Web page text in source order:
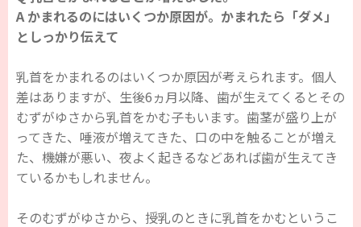
A かまれるのにはいくつか原因が。かまれたら「ダメ」
としっかり伝えて
乳首をかまれるのはいくつか原因が考えられます。個人
差はありますが、生後6ヵ月以降、歯が生えてくるとその
むずがゆさから乳首をかむ子もいます。歯茎が盛り上が
ってきた、唾液が増えてきた、口の中を触ることが増え
た、機嫌が悪い、夜よく起きるなどあれば歯が生えてき
ているかもしれません。
そのむずがゆさから、授乳のときに乳首をかむというこ